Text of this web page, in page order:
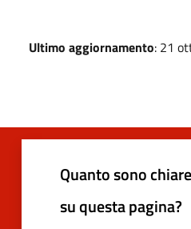
Ultimo aggiornamento: 21
Quanto sono
su questa pagina?